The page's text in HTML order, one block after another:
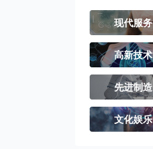
现代服务
高新技术
先进制造
文化娱乐